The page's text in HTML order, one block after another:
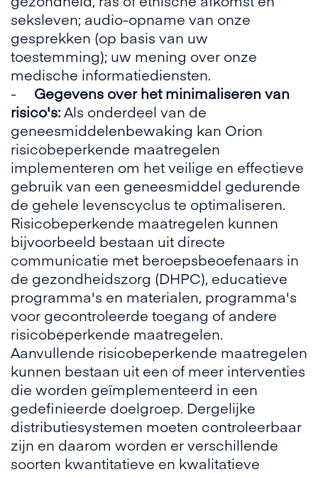
seksleven; audio-opname van onze
gesprekken (op basis van uw
toestemming); uw mening over onze
medische informatiediensten.
- Gegevens over het minimaliseren van
risico's:Als onderdeel van de
geneesmiddelenbewaking kan Orion
risicobeperkende maatregelen
implementeren om het veilige en effectieve
gebruik van een geneesmiddel gedurende
de gehele levenscyclus te optimaliseren.
Risicobeperkende maatregelen kunnen
bijvoorbeeld bestaan uit directe
communicatie met beroepsbeoefenaars in
de gezondheidszorg (DHPC), educatieve
programma's en materialen, programma's
voor gecontroleerde toegang of andere
risicobeperkende maatregelen.
Aanvullende risicobeperkende maatregelen
kunnen bestaan uit een of meer interventies
die worden geïmplementeerd in een
gedefinieerde doelgroep. Dergelijke
distributiesystemen moeten controleerbaar
zijn en daarom worden er verschillende
soorten kwantitatieve en kwalitatieve